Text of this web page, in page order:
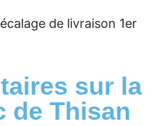
de livraison 1er
sur la
de Thisan